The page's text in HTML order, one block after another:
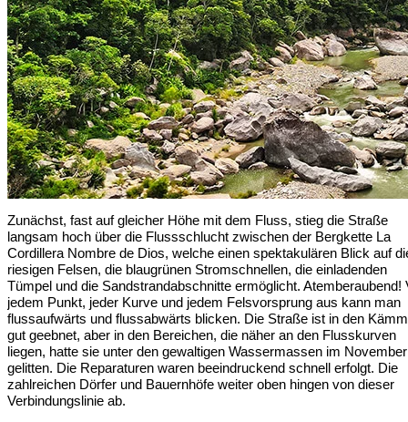
Zunächst, fast auf gleicher Höhe mit dem Fluss, stieg die Straße
langsam hoch über die Flussschlucht zwischen der Bergkette La
Cordillera Nombre de Dios, welche einen spektakulären Blick auf
riesigen Felsen, die blaugrünen Stromschnellen, die einladenden
Tümpel und die Sandstrandabschnitte ermöglicht. Atemberaubend!
jedem Punkt, jeder Kurve und jedem Felsvorsprung aus kann man
flussaufwärts und flussabwärts blicken. Die Straße ist in den
gut geebnet, aber in den Bereichen, die näher an den Flusskurven
liegen, hatte sie unter den gewaltigen Wassermassen im November
gelitten. Die Reparaturen waren beeindruckend schnell erfolgt. Die
zahlreichen Dörfer und Bauernhöfe weiter oben hingen von dieser
Verbindungslinie ab.